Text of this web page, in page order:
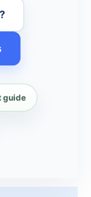
guide